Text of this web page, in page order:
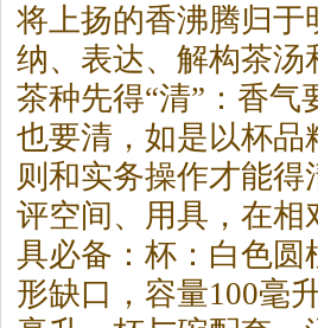
将上扬的香沸腾归
纳、表达、解构茶汤
茶种先得“清”：香
也要清，如是以杯
则和实务操作才能
评空间、用具，在
具必备：杯：白色
形缺口，容量100毫